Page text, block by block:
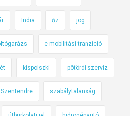
India őz jog
e-mobilitási tranzíció
kispolszki pötördi szerviz
Szentendre szabálytalanság